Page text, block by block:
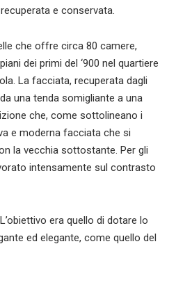
e conservata.
che offre circa 80 camere,
dei primi del ‘900 nel quartiere
La facciata, recuperata dagli
una tenda somigliante a una
che, come sottolineano i
e moderna facciata che si
la vecchia sottostante. Per gli
intensamente sul contrasto
era quello di dotare lo
ed elegante, come quello del